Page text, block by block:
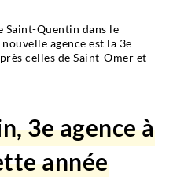
Saint-Quentin dans le
agence est la 3e
celles de Saint-Omer et
3e agence à
année